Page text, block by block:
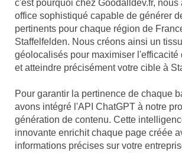
c'est pourquoi chez Goodalldev.fr, nous
office sophistiqué capable de générer
pertinents pour chaque région de
Staffelfelden. Nous créons ainsi un
géolocalisés pour maximiser l'efficacité
et atteindre précisément votre cible à
Pour garantir la pertinence de chaque
avons intégré l'API ChatGPT à notre
génération de contenu. Cette
innovante enrichit chaque page créée
informations précises sur votre